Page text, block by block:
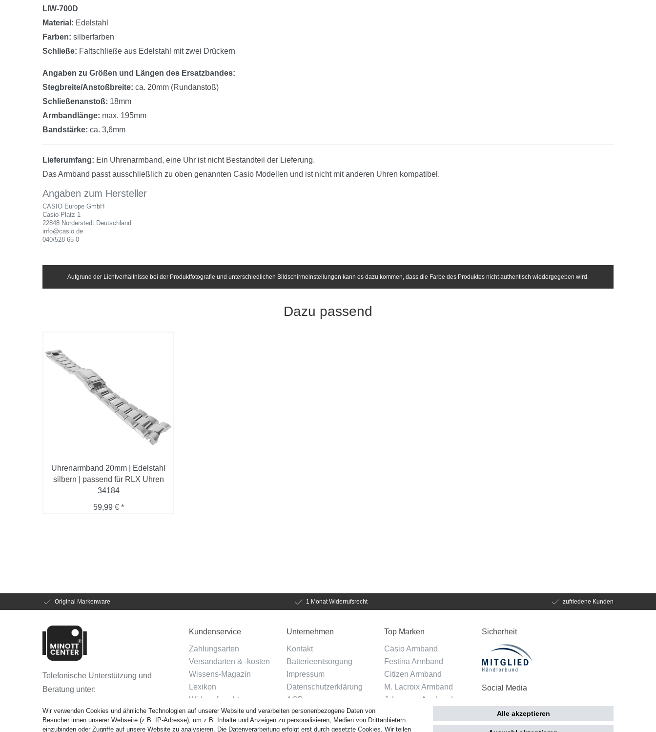
LIW-700D
Material: Edelstahl
Farben: silberfarben
Schließe: Faltschließe aus Edelstahl mit zwei Drückern
Angaben zu Größen und Längen des Ersatzbandes:
Stegbreite/Anstoßbreite: ca. 20mm (Rundanstoß)
Schließenanstoß: 18mm
Armbandlänge: max. 195mm
Bandstärke: ca. 3,6mm
Lieferumfang: Ein Uhrenarmband, eine Uhr ist nicht Bestandteil der Lieferung.
Das Armband passt ausschließlich zu oben genannten Casio Modellen und ist nicht mit anderen Uhren kompatibel.
Angaben zum Hersteller
CASIO Europe GmbH
Casio-Platz 1
22848 Norderstedt Deutschland
info@casio.de
040/528 65-0
Aufgrund der Lichtverhältnisse bei der Produktfotografie und unterschiedlichen Bildschirmeinstellungen kann es dazu kommen, dass die Farbe des Produktes nicht authentisch wiedergegeben wird.
Dazu passend
Uhrenarmband 20mm | Edelstahl
silbern | passend für RLX Uhren
34184
59,99 € *
Original Markenware 1 Monat Widerrufsrecht zufriedene Kunden
Telefonische Unterstützung und
Beratung unter:
Montag - Freitag: 08.00 - 16.00 Uhr
Kundenservice
Zahlungsarten
Versandarten & -kosten
Wissens-Magazin
Lexikon
Widerrufsrecht
Vertrag widerrufen
Unternehmen
Kontakt
Batterieentsorgung
Impressum
Datenschutzerklärung
AGB
Über uns
Top Marken
Casio Armband
Festina Armband
Citizen Armband
M. Lacroix Armband
J. Lemans Armband
Sicherheit
Social Media
Wir verwenden Cookies und ähnliche Technologien auf unserer Website und verarbeiten personenbezogene Daten von
Besucher:innen unserer Webseite (z.B. IP-Adresse), um z.B. Inhalte und Anzeigen zu personalisieren, Medien von Drittanbietern
einzubinden oder Zugriffe auf unsere Website zu analysieren. Die Datenverarbeitung erfolgt erst durch gesetzte Cookies. Wir teilen
Alle akzeptieren